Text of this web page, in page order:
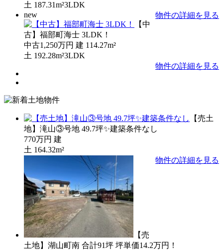
土 187.31m²3LDK
物件の詳細を見る
new
【中
古】福部町海士 3LDK！
中古1,250万円 建 114.27m²
土 192.28m²3LDK
物件の詳細を見る
【売土
地】滝山③号地 49.7坪✨建築条件なし
770万円 建
土 164.32m²
物件の詳細を見る
【売
土地】湖山町南 合計91坪 坪単価14.2万円！